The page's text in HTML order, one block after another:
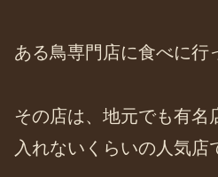
ある鳥専門店に食べに行
その店は、地元でも有名
入れないくらいの人気店